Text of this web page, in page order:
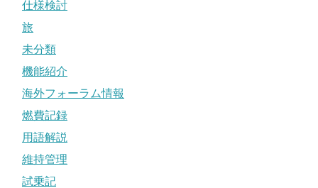
仕様検討
旅
未分類
機能紹介
海外フォーラム情報
燃費記録
用語解説
維持管理
試乗記